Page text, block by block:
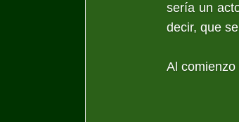
sería un
decir, que
Al